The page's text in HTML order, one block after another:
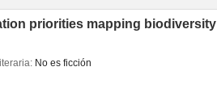
priorities mapping biodiversity
No es ficción